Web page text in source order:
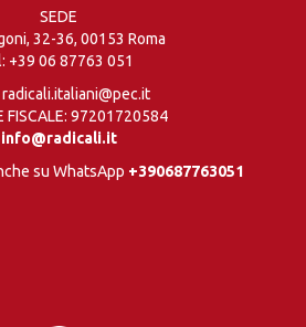
SEDE
32-36, 00153 Roma
+39 06 87763 051
radicali.italiani@pec.it
FISCALE: 97201720584
info@radicali.it
su WhatsApp +390687763051